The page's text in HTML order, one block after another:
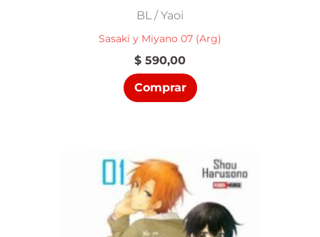
BL / Yaoi
Sasaki y Miyano 07 (Arg)
$ 590,00
Comprar